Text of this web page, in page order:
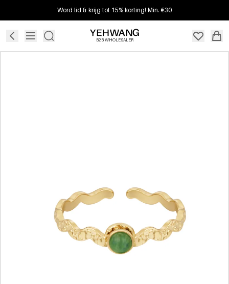
Word lid & krijg tot 15% korting! Min. €30
B2B WHOLESALER